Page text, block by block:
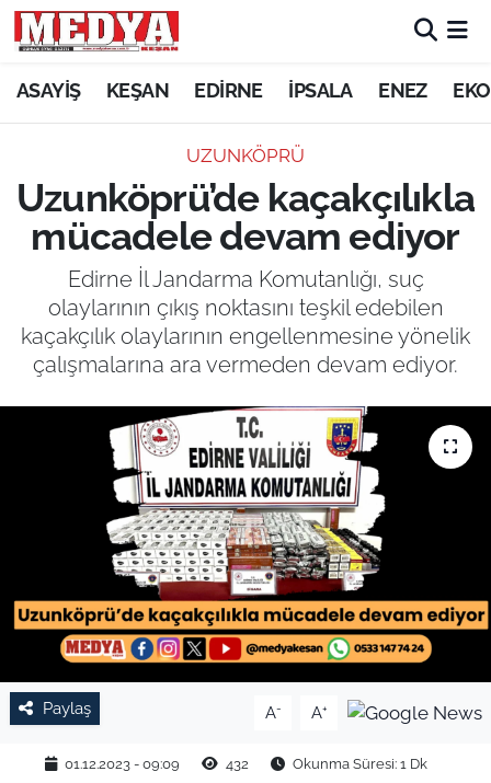
ASAYİŞ KEŞAN EDİRNE İPSALA ENEZ
UZUNKÖPRÜ
Uzunköprü’de kaçakçılıkla
mücadele devam ediyor
Edirne İl Jandarma Komutanlığı, suç
olaylarının çıkış noktasını teşkil edebilen
kaçakçılık olaylarının engellenmesine yönelik
çalışmalarına ara vermeden devam ediyor.
Paylaş A- A+
01.12.2023 - 09:09 432 Okunma Süresi: 1 Dk
KEŞAN
ASAYİŞ
SİYASET
GÜNDEM
EKONOMİ
EĞİTİM
TARIM VE HAYVANCILIK
KÜLTÜR SANAT
RESMİ İLAN
SPOR